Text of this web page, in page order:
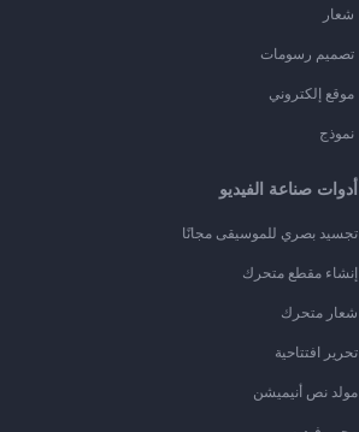
شعار
تصميم رسومات
موقع إلكتروني
نموذج
أدوات صناعة الفيديو
تجسيد بصري للموسيقى مجانًا
إنشاء مقطع متحرك
شعار متحرك
تحرير افتتاحية
مولد نص أنيميشن